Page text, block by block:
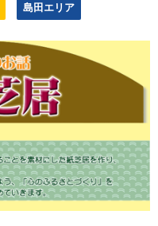
島田エリア